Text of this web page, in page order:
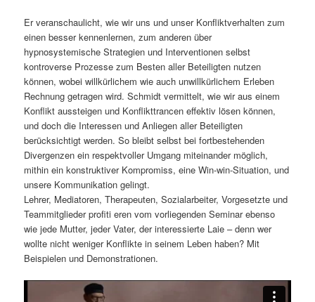
Er veranschaulicht, wie wir uns und unser Konfliktverhalten zum
einen besser kennenlernen, zum anderen über
hypnosystemische Strategien und Interventionen selbst
kontroverse Prozesse zum Besten aller Beteiligten nutzen
können, wobei willkürlichem wie auch unwillkürlichem Erleben
Rechnung getragen wird. Schmidt vermittelt, wie wir aus einem
Konflikt aussteigen und Konflikttrancen effektiv lösen können,
und doch die Interessen und Anliegen aller Beteiligten
berücksichtigt werden. So bleibt selbst bei fortbestehenden
Divergenzen ein respektvoller Umgang miteinander möglich,
mithin ein konstruktiver Kompromiss, eine Win-win-Situation, und
unsere Kommunikation gelingt.
Lehrer, Mediatoren, Therapeuten, Sozialarbeiter, Vorgesetzte und
Teammitglieder profiti eren vom vorliegenden Seminar ebenso
wie jede Mutter, jeder Vater, der interessierte Laie – denn wer
wollte nicht weniger Konflikte in seinem Leben haben? Mit
Beispielen und Demonstrationen.